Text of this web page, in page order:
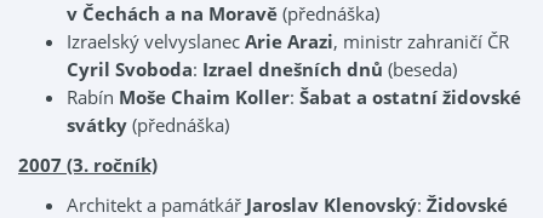
v Čechách a na Moravě (přednáška)
Izraelský velvyslanec Arie Arazi, ministr zahraničí ČR
Cyril Svoboda: Izrael dnešních dnů (beseda)
Rabín Moše Chaim Koller: Šabat a ostatní židovské
svátky (přednáška)
2007 (3. ročník)
Architekt a památkář Jaroslav Klenovský: Židovské